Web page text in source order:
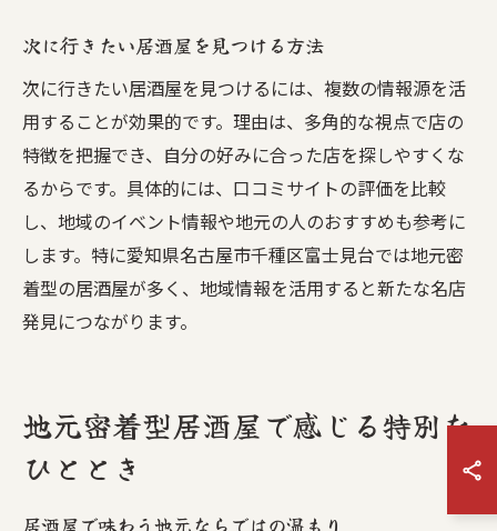
次に行きたい居酒屋を見つける方法
次に行きたい居酒屋を見つけるには、複数の情報源を活
用することが効果的です。理由は、多角的な視点で店の
特徴を把握でき、自分の好みに合った店を探しやすくな
るからです。具体的には、口コミサイトの評価を比較
し、地域のイベント情報や地元の人のおすすめも参考に
します。特に愛知県名古屋市千種区富士見台では地元密
着型の居酒屋が多く、地域情報を活用すると新たな名店
発見につながります。
地元密着型居酒屋で感じる特別な
ひととき
居酒屋で味わう地元ならではの温もり